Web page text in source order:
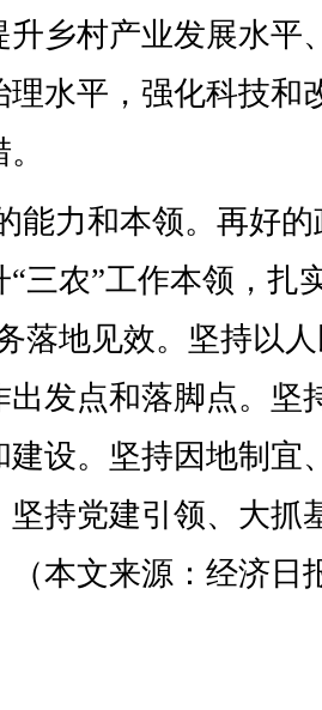
升乡村产业发展水平
理水平，强化科技和
能力和本领。再好
三农”工作本领，扎
落地见效。坚持以
出发点和落脚点。坚
建设。坚持因地制宜
坚持党建引领、大抓
（本文来源：经济日